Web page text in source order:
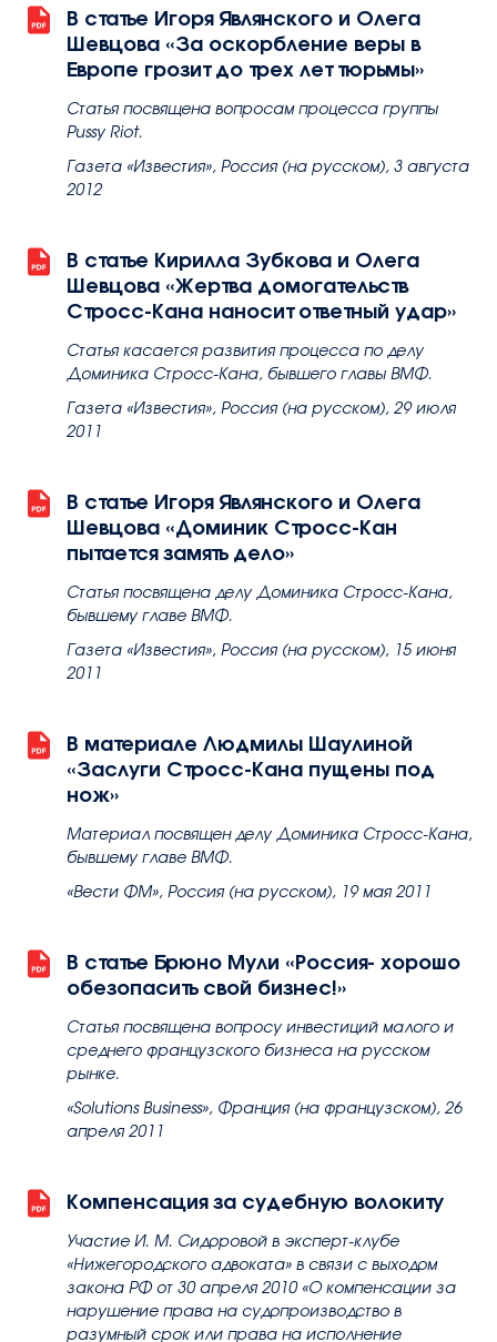
В статье Игоря Являнского и Олега
Шевцова «За оскорбление веры в
Европе грозит до трех лет тюрьмы»
Статья посвящена вопросам процесса группы
Pussy Riot.
Газета «Известия», Россия (на русском), 3 августа
2012
В статье Кирилла Зубкова и Олега
Шевцова «Жертва домогательств
Стросс-Кана наносит ответный удар»
Статья касается развития процесса по делу
Доминика Стросс-Кана, бывшего главы ВМФ.
Газета «Известия», Россия (на русском), 29 июля
2011
В статье Игоря Являнского и Олега
Шевцова «Доминик Стросс-Кан
пытается замять дело»
Статья посвящена делу Доминика Стросс-Кана,
бывшему главе ВМФ.
Газета «Известия», Россия (на русском), 15 июня
2011
В материале Людмилы Шаулиной
«Заслуги Стросс-Кана пущены под
нож»
Материал посвящен делу Доминика Стросс-Кана,
бывшему главе ВМФ.
«Вести ФМ», Россия (на русском), 19 мая 2011
В статье Брюно Мули «Россия- хорошо
обезопасить свой бизнес!»
Статья посвящена вопросу инвестиций малого и
среднего французского бизнеса на русском
рынке.
«Solutions Business», Франция (на французском), 26
апреля 2011
Компенсация за судебную волокиту
Участие И. М. Сидоровой в эксперт-клубе
«Нижегородского адвоката» в связи с выходом
закона РФ от 30 апреля 2010 «О компенсации за
нарушение права на судопроизводство в
разумный срок или права на исполнение